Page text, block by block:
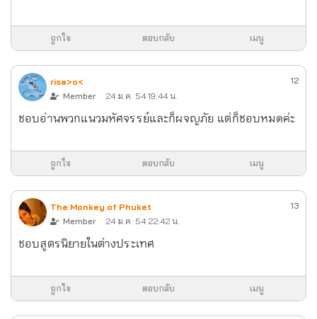
ถูกใจ ตอบกลับ เมนู
risa>o<
Member
24 ม.ค. 54 19:44 น.
12
ชอบอ่านพวกแนวมหัศจรรย์และก็ผจญภัย แต่ก็ชอบหมดค่ะ
ถูกใจ ตอบกลับ เมนู
The Monkey of Phuket
Member
24 ม.ค. 54 22:42 น.
13
ชอบสูตรนิยายในต่างประเทศ
ถูกใจ ตอบกลับ เมนู